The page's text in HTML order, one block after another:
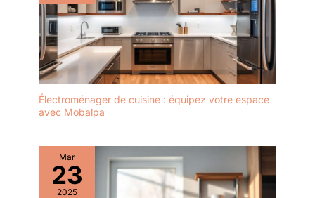
Électroménager de cuisine : équipez votre espace
avec Mobalpa
Mar
23
2025